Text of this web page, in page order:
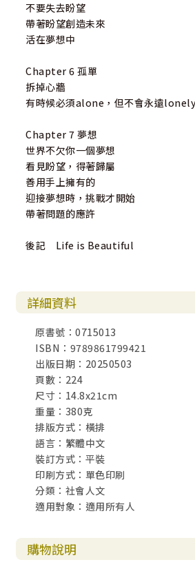
各方推薦
——周巽正
台灣靈糧堂主任牧師
不管你處在人生的哪一個階段，你
「就是要」的決定時刻。
——黃志靖
創略廣告總經理
看到一個「施比受更為有福」的生命。
——董家驊
台北復興堂主任牧師，暢銷作家
這個盼望的感染力超過任何病毒，也
對未知的恐懼！
——吳憶盼
讀書e誌版主
看到神如何帶領Peter牧師從一個有
孩，逐漸成為一位勇氣十足的人……
——李佳穎
Uber Eats台灣區總經理
不要失去盼望
帶著盼望創造未來
活在夢想中
Chapter 6 孤單
拆掉心牆
有時候必須alone，但不會永遠
Chapter 7 夢想
世界不欠你一個夢想
看見盼望，得著歸屬
善用手上擁有的
迎接夢想時，挑戰才開始
帶著問題的應許
後記 Life is Beautiful
詳細資料
原書號：0715013
ISBN：9789861799421
出版日期：20250503
頁數：224
尺寸：14.8x21cm
重量：380克
排版方式：橫排
語言：繁體中文
裝訂方式：平裝
印刷方式：單色印刷
分類：社會人文
適用對象：適用所有人
購物說明